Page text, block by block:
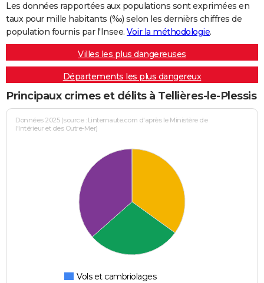
Les données rapportées aux populations sont exprimées en
taux pour mille habitants (‰) selon les dernièrs chiffres de
population fournis par l'Insee. Voir la méthodologie.
Villes les plus dangereuses
Départements les plus dangereux
Principaux crimes et délits à Tellières-le-Plessis
Données 2025 (source : Linternaute.com d'après le Ministère de
l'Intérieur et des Outre-Mer)
Vols et cambriolages